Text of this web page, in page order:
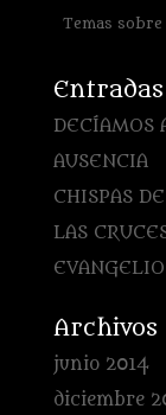
Temas
DECÍAMOS
AUSENCIA
CHISPAS
LAS
Archivos
junio 2014
diciembre